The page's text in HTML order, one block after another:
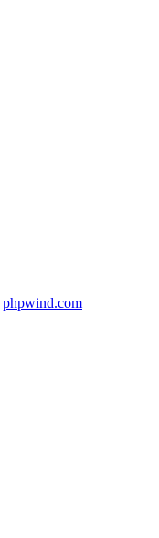
phpwind.com